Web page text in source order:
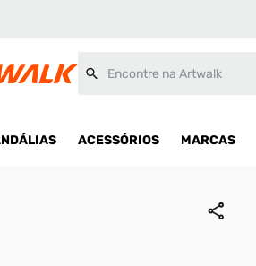
ACESSÓRIOS MARCAS